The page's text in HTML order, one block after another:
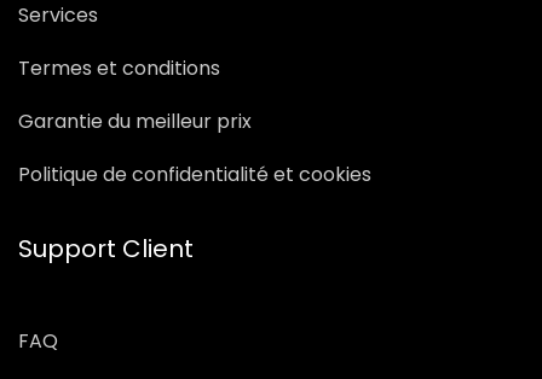
Services
Termes et conditions
Garantie du meilleur prix
Politique de confidentialité et cookies
Support Client
FAQ